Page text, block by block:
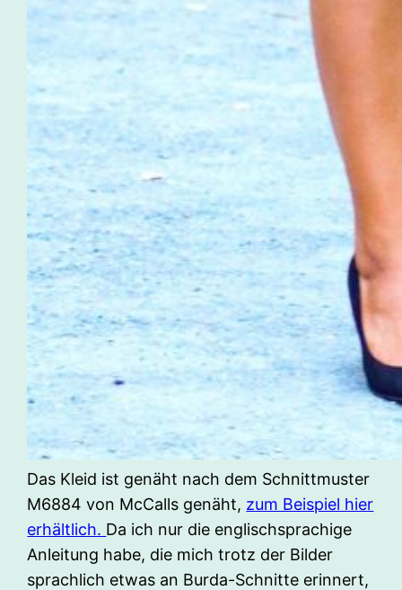
Das Kleid ist genäht nach dem Schnittmuster
M6884 von McCalls genäht, zum Beispiel hier
erhältlich. Da ich nur die englischsprachige
Anleitung habe, die mich trotz der Bilder
sprachlich etwas an Burda-Schnitte erinnert,